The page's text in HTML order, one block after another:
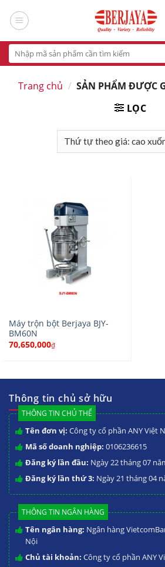
Tìm
kiếm:
Trang chủ / SẢN PHẨM ĐƯỢC
LỌC
Máy trộn bột Berjaya BJY-
BM60N
70,650,000₫
Thông tin chủ sở hữu
THÔNG TIN CHỦ THỂ
Tên đơn vị: Công ty cổ phần ANY Việt
Mã số doanh nghiệp: 0106236615
Đăng ký lần đầu: Ngày 22 tháng 07
Đăng ký lần thứ 3: Ngày 21 tháng 04
THÔNG TIN NGÂN HÀNG
Tên ngân hàng: Ngân hàng
Nội
Chủ tài khoản: Công ty cổ phần ANY